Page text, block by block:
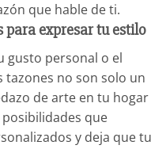
que hable de ti.
para expresar tu estilo
gusto personal o el
tazones no son solo un
de arte en tu hogar
posibilidades que
y deja que tu